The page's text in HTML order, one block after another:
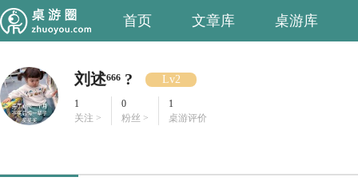
首页 文章库 桌游库
刘述⁶⁶⁶ ? Lv2
1
关注 >
0
粉丝 >
1
桌游评价